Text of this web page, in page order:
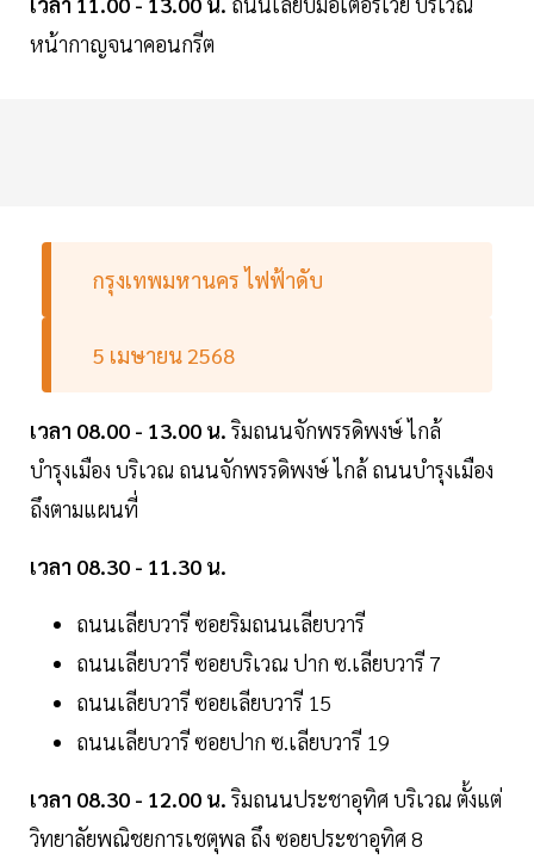
หน้ากาญจนาคอนกรีต
กรุงเทพมหานคร ไฟฟ้าดับ
5 เมษายน 2568
เวลา 08.00 - 13.00 น. ริมถนนจักพรรดิพงษ์ ไกล้
บำรุงเมือง บริเวณ ถนนจักพรรดิพงษ์ ไกล้ ถนนบำรุงเมือง
ถึงตามแผนที่
เวลา 08.30 - 11.30 น.
ถนนเลียบวารี ซอยริมถนนเลียบวารี
ถนนเลียบวารี ซอยบริเวณ ปาก ซ.เลียบวารี 7
ถนนเลียบวารี ซอยเลียบวารี 15
ถนนเลียบวารี ซอยปาก ซ.เลียบวารี 19
เวลา 08.30 - 12.00 น. ริมถนนประชาอุทิศ บริเวณ ตั้งแต่
วิทยาลัยพณิชยการเชตุพล ถึง ซอยประชาอุทิศ 8